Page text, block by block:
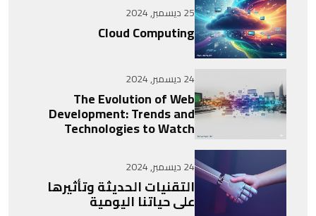
25 ديسمبر, 2024
Cloud Computing
24 ديسمبر, 2024
The Evolution of Web
Development: Trends and
Technologies to Watch
24 ديسمبر, 2024
التقنيات الحديثة وتأثيرها
على حياتنا اليومية